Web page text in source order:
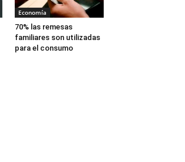
Economía
70% las remesas
familiares son utilizadas
para el consumo